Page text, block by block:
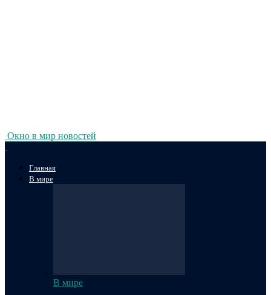
Окно в мир новостей
Главная
В мире
В мире